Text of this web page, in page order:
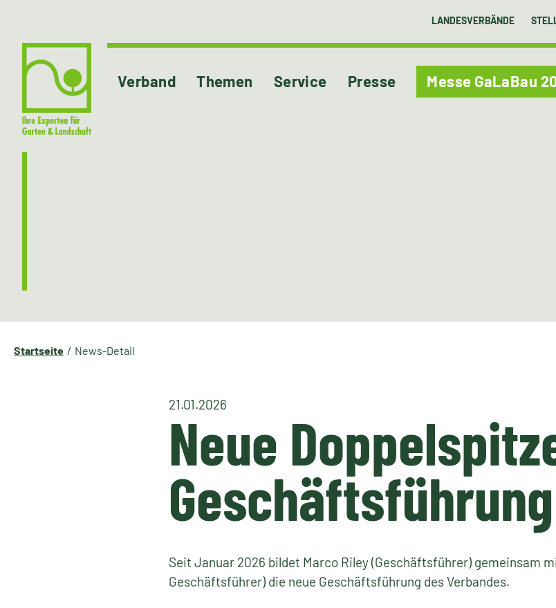
LANDESVERBÄNDE
Verband Themen Service Presse Messe GaLaBau
Startseite News-Detail
21.01.2026
Neue
Geschäftsführung
Seit Januar 2026 bildet Marco Riley (Geschäftsführer) gemeinsam
Geschäftsführer) die neue Geschäftsführung des Verbandes.